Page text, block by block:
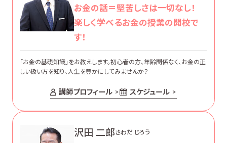
お金の話＝堅苦しさは一切なし！
楽しく学べるお金の授業の開校で
す！
「お金の基礎知識」をお教えします。初心者の方、年齢関係なく、お金の正
しい扱い方を知り、人生を豊かにしてみませんか？
講師プロフィール スケジュール
沢田 二郎さわだ じろう